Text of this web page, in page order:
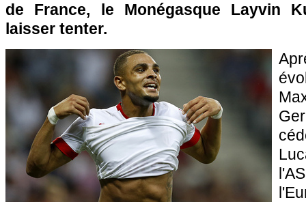
de France, le Monégasque Layvin
laisser tenter.